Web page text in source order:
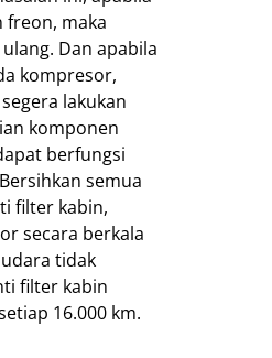
freon, maka
Dan apabila
kompresor,
lakukan
komponen
berfungsi
semua
filter kabin,
secara berkala
tidak
filter kabin
16.000 km.